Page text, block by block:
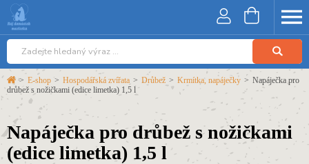
> E-shop > Hospodářská zvířata > Drůbež > Krmítka, napáječky > Napáječka pro
drůbež s nožičkami (edice limetka) 1,5 l
Napáječka pro drůbež s nožičkami
(edice limetka) 1,5 l